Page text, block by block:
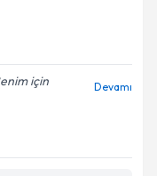
için
Devamı